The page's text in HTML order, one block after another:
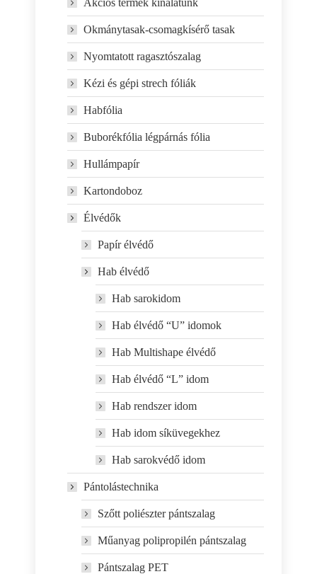
Okmánytasak-csomagkísérő tasak
Nyomtatott ragasztószalag
Kézi és gépi strech fóliák
Habfólia
Buborékfólia légpárnás fólia
Hullámpapír
Kartondoboz
Élvédők
Papír élvédő
Hab élvédő
Hab sarokidom
Hab élvédő “U” idomok
Hab Multishape élvédő
Hab élvédő “L” idom
Hab rendszer idom
Hab idom síküvegekhez
Hab sarokvédő idom
Pántolástechnika
Szőtt poliészter pántszalag
Műanyag polipropilén pántszalag
Pántszalag PET